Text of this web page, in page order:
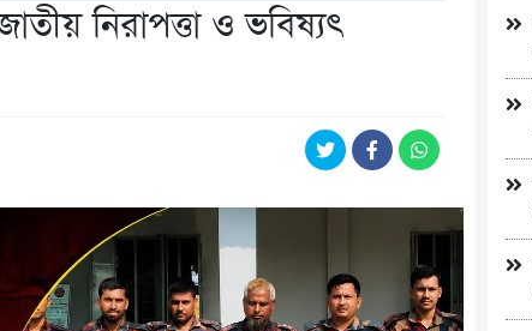
নিরাপত্তা ও ভবিষ্যৎ